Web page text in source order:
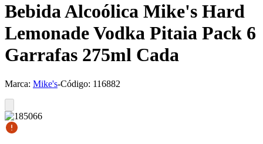
Bebida Alcoólica Mike's Hard
Lemonade Vodka Pitaia Pack 6
Garrafas 275ml Cada
Marca: Mike's-Código: 116882